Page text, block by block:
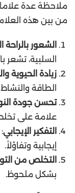
ملاحظة عدة
من بين هذه
الشعور بالراحة
السلبية،
زيادة الحيوية
الطاقة
تحسن جودة
علامة على
التفكير الإيجابي
إيجابية وتفاؤلاً.
التخلص من
بشكل ملحوظ.